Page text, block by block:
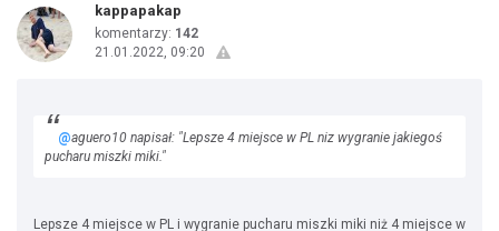
kappapakap
komentarzy: 142
21.01.2022, 09:20
@aguero10 napisał: "Lepsze 4 miejsce w PL niz wygranie jakiegoś
pucharu miszki miki."
Lepsze 4 miejsce w PL i wygranie pucharu miszki miki niż 4 miejsce w